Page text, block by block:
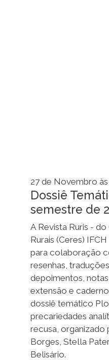
27 de Novembro
Dossiê
semestre de
A Revista Ruris -
Rurais (Ceres)
para colaboração
resenhas,
depoimentos,
extensão e
dossiê temático
precariedades
recusa, organizado
Borges, Stella
Belisário.